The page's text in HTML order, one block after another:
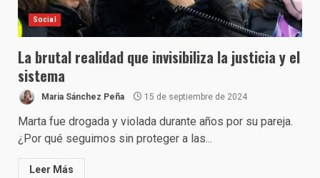
Social
La brutal realidad que invisibiliza la justicia y el
sistema
Maria Sánchez Peña 15 de septiembre de 2024
Marta fue drogada y violada durante años por su pareja.
¿Por qué seguimos sin proteger a las...
Leer Más